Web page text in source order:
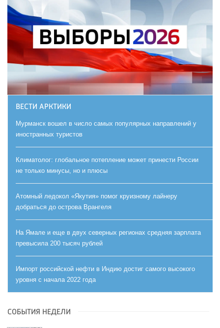
ВЕСТИ АРКТИКИ
Мурманск вошел в число самых популярных направлений у
иностранных туристов
Климатолог: глобальное потепление может принести России
не только минусы, но и плюсы
Атомный ледокол «Якутия» помог круизному лайнеру
добраться до острова Врангеля
На Ямале и еще в двух северных регионах средняя зарплата
превысила 200 тысяч рублей
Импорт российской нефти в Индию достиг самого высокого
уровня с начала 2022 года
СОБЫТИЯ НЕДЕЛИ